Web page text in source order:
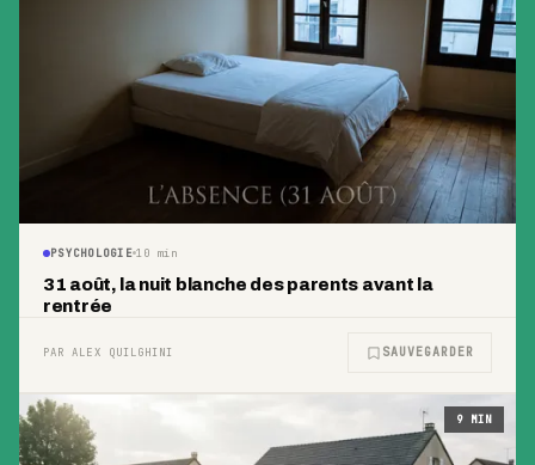
PSYCHOLOGIE 10 min
31 août, la nuit blanche des parents avant la
rentrée
PAR ALEX QUILGHINI SAUVEGARDER
9 MIN